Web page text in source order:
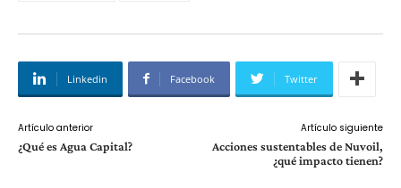
Linkedin Facebook Twitter
Artículo anterior
¿Qué es Agua Capital?
Artículo siguiente
Acciones sustentables de Nuvoil,
¿qué impacto tienen?